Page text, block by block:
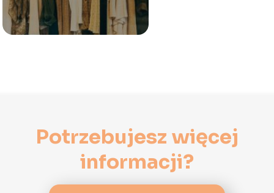
Potrzebujesz więcej
informacji?